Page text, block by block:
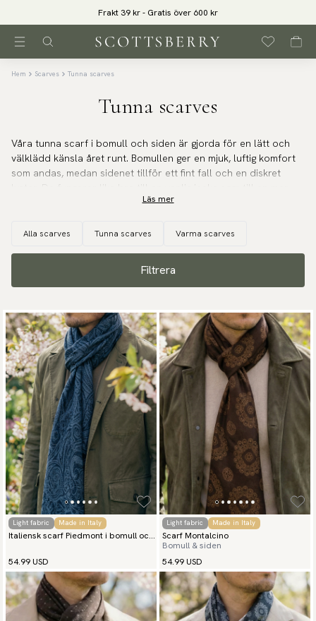
Frakt 39 kr - Gratis över 600 kr
Hem Scarves Tunna scarves
Tunna scarves
Våra tunna scarf i bomull och siden är gjorda för en lätt och
välklädd känsla året runt. Bomullen ger en mjuk, luftig komfort
som andas, medan sidenet tillför ett fint fall och en diskret
uppklädd look, när du vill addera en snygg detalj utan att det
Läs mer
Alla scarves Tunna scarves Varma scarves
Filtrera
Light fabric Made in Italy
Italiensk scarf Piedmont i bomull och
54.99 USD
Light fabric Made in Italy
Scarf Montalcino
Bomull & siden
54.99 USD